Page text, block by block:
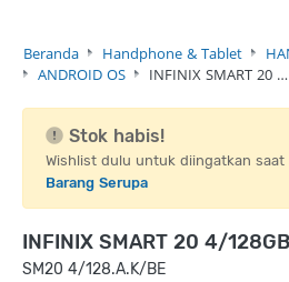
Beranda Handphone & Tablet
ANDROID OS
INFINIX SMART 20 …
Stok habis!
Wishlist dulu untuk diingatkan saat
Barang Serupa
INFINIX SMART 20 4/
SM20 4/128.A.K/BE